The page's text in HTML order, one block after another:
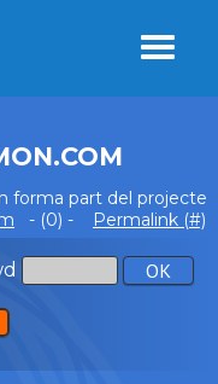
forma part del projecte
- (0) - Permalink (#)